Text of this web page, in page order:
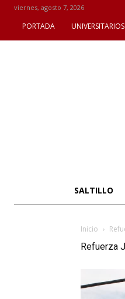
viernes, agosto 7, 2026
PORTADA UNIVERSITARIOS
SALTILLO
Inicio
Refuerza